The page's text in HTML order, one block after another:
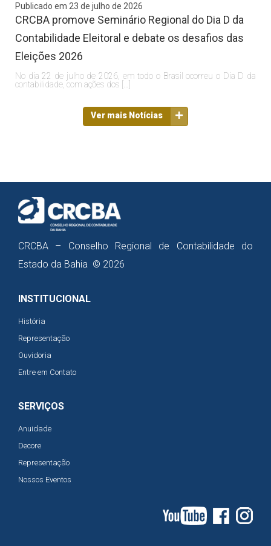
Publicado em 23 de julho de 2026
CRCBA promove Seminário Regional do Dia D da
Contabilidade Eleitoral e debate os desafios das
Eleições 2026
No dia 22 de julho de 2026, em todo o Brasil ocorreu o Dia D da
contabilidade, com ações dos […]
Ver mais Notícias
CRCBA – Conselho Regional de Contabilidade do
Estado da Bahia © 2026
INSTITUCIONAL
História
Representação
Ouvidoria
Entre em Contato
SERVIÇOS
Anuidade
Decore
Representação
Nossos Eventos